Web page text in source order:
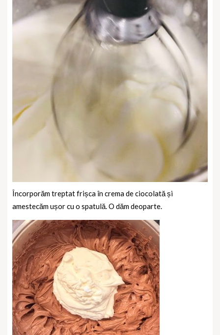
Încorporăm treptat frișca în crema de ciocolată și
amestecăm ușor cu o spatulă. O dăm deoparte.